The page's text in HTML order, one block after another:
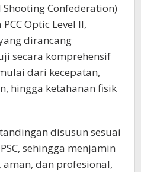
Confederation)
Optic Level II,
dirancang
secara komprehensif
dari kecepatan,
hingga ketahanan fisik
disusun sesuai
sehingga menjamin
dan profesional,